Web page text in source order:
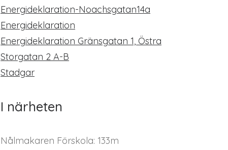
Energideklaration-Noachsgatan14a
Energideklaration
Energideklaration Gränsgatan 1, Östra
Storgatan 2 A-B
Stadgar
I närheten
Nålmakaren Förskola: 133m